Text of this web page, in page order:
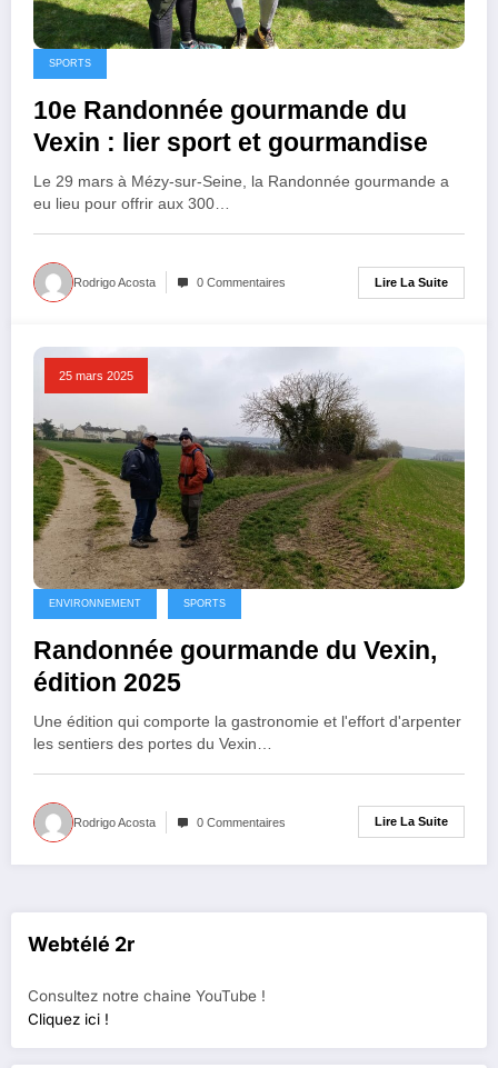
SPORTS
10e Randonnée gourmande du
Vexin : lier sport et gourmandise
Le 29 mars à Mézy-sur-Seine, la Randonnée gourmande a
eu lieu pour offrir aux 300…
Rodrigo Acosta 0 Commentaires Lire La Suite
25 mars 2025
ENVIRONNEMENT SPORTS
Randonnée gourmande du Vexin,
édition 2025
Une édition qui comporte la gastronomie et l'effort d'arpenter
les sentiers des portes du Vexin…
Rodrigo Acosta 0 Commentaires Lire La Suite
Webtélé 2r
Consultez notre chaine YouTube !
Cliquez ici !